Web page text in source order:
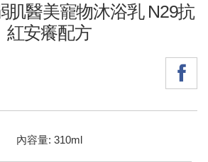
肌醫美寵物沐浴乳 N29抗
紅安癢配方
內容量: 310ml